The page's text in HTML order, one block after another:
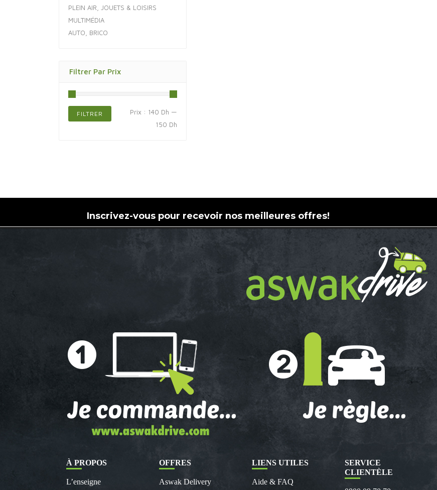
PLEIN AIR, JOUETS & LOISIRS
MULTIMÉDIA
AUTO, BRICO
Filtrer Par Prix
FILTRER Prix : 140 Dh —
150 Dh
Inscrivez-vous pour recevoir nos meilleures offres!
À PROPOS
L’enseigne
OFFRES
Aswak Delivery
LIENS UTILES
Aide & FAQ
SERVICE
CLIENTÈLE